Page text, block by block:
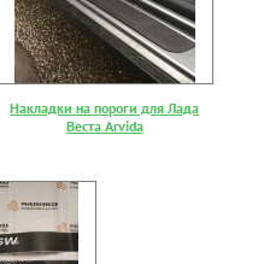
Накладки на пороги для Лада
Веста Arvida